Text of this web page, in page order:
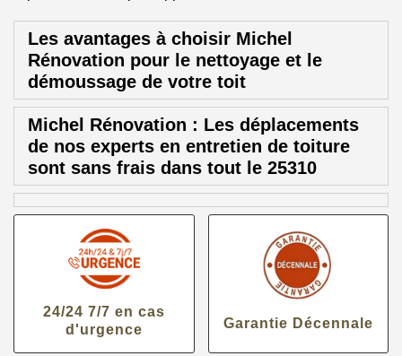
Les avantages à choisir Michel
Rénovation pour le nettoyage et le
démoussage de votre toit
Michel Rénovation : Les déplacements
de nos experts en entretien de toiture
sont sans frais dans tout le 25310
24/24 7/7 en cas
d'urgence
Garantie Décennale